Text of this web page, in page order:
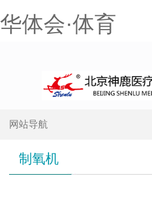
华体会·体育
网站导航
制氧机